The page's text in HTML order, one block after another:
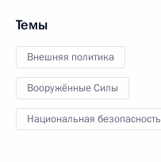
Темы
Внешняя политика
Вооружённые Силы
Национальная безопасность